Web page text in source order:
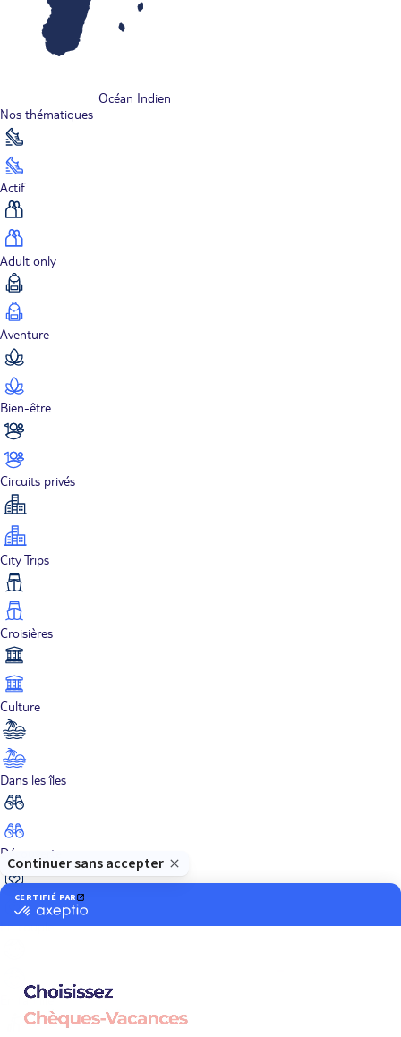
Océan Indien
Nos thématiques
Actif
Adult only
Aventure
Bien-être
Circuits privés
City Trips
Croisières
Culture
Dans les îles
Découverte
En couple
En famille